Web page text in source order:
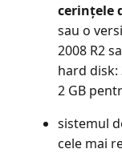
cerințele
sau o
2008 R2
hard disk:
2 GB
sistemul
cele mai